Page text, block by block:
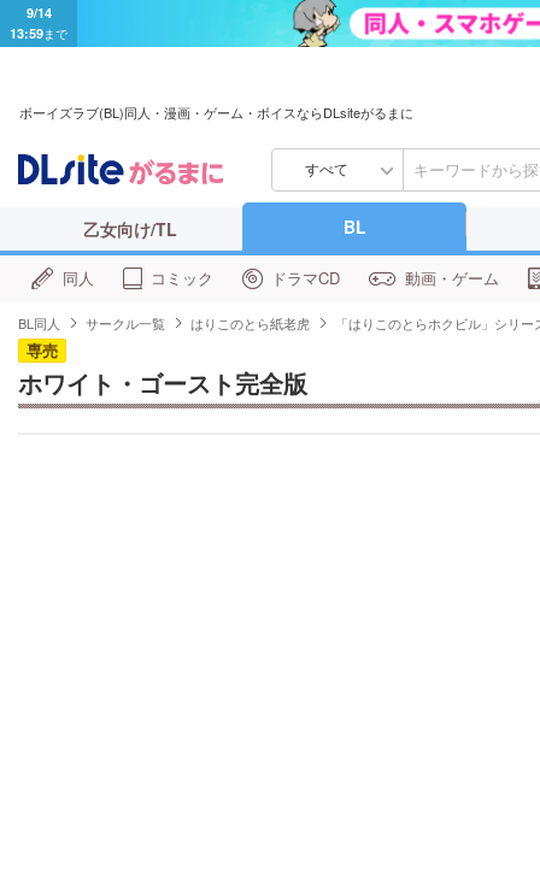
9/14
13:59まで
ボーイズラブ(BL)同人・漫画・ゲーム・ボイスならDLsiteがるまに
すべて
乙女向け/TL BL
同人 コミック ドラマCD 動画・ゲーム
BL同人 サークル一覧 はりこのとら紙老虎 「はりこのとらホクビル」シリー
専売
ホワイト・ゴースト完全版